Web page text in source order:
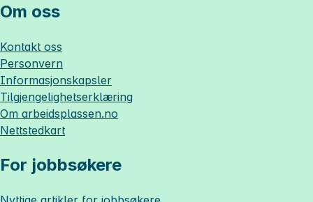
Om oss
Kontakt oss
Personvern
Informasjonskapsler
Tilgjengelighetserklæring
Om arbeidsplassen.no
Nettstedkart
For jobbsøkere